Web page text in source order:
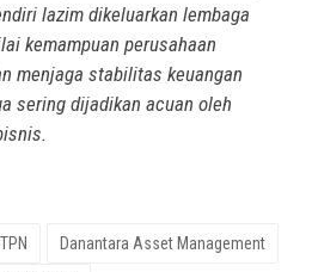
lazim dikeluarkan lembaga
kemampuan perusahaan
menjaga stabilitas keuangan
sering dijadikan acuan oleh
Danantara Asset Management